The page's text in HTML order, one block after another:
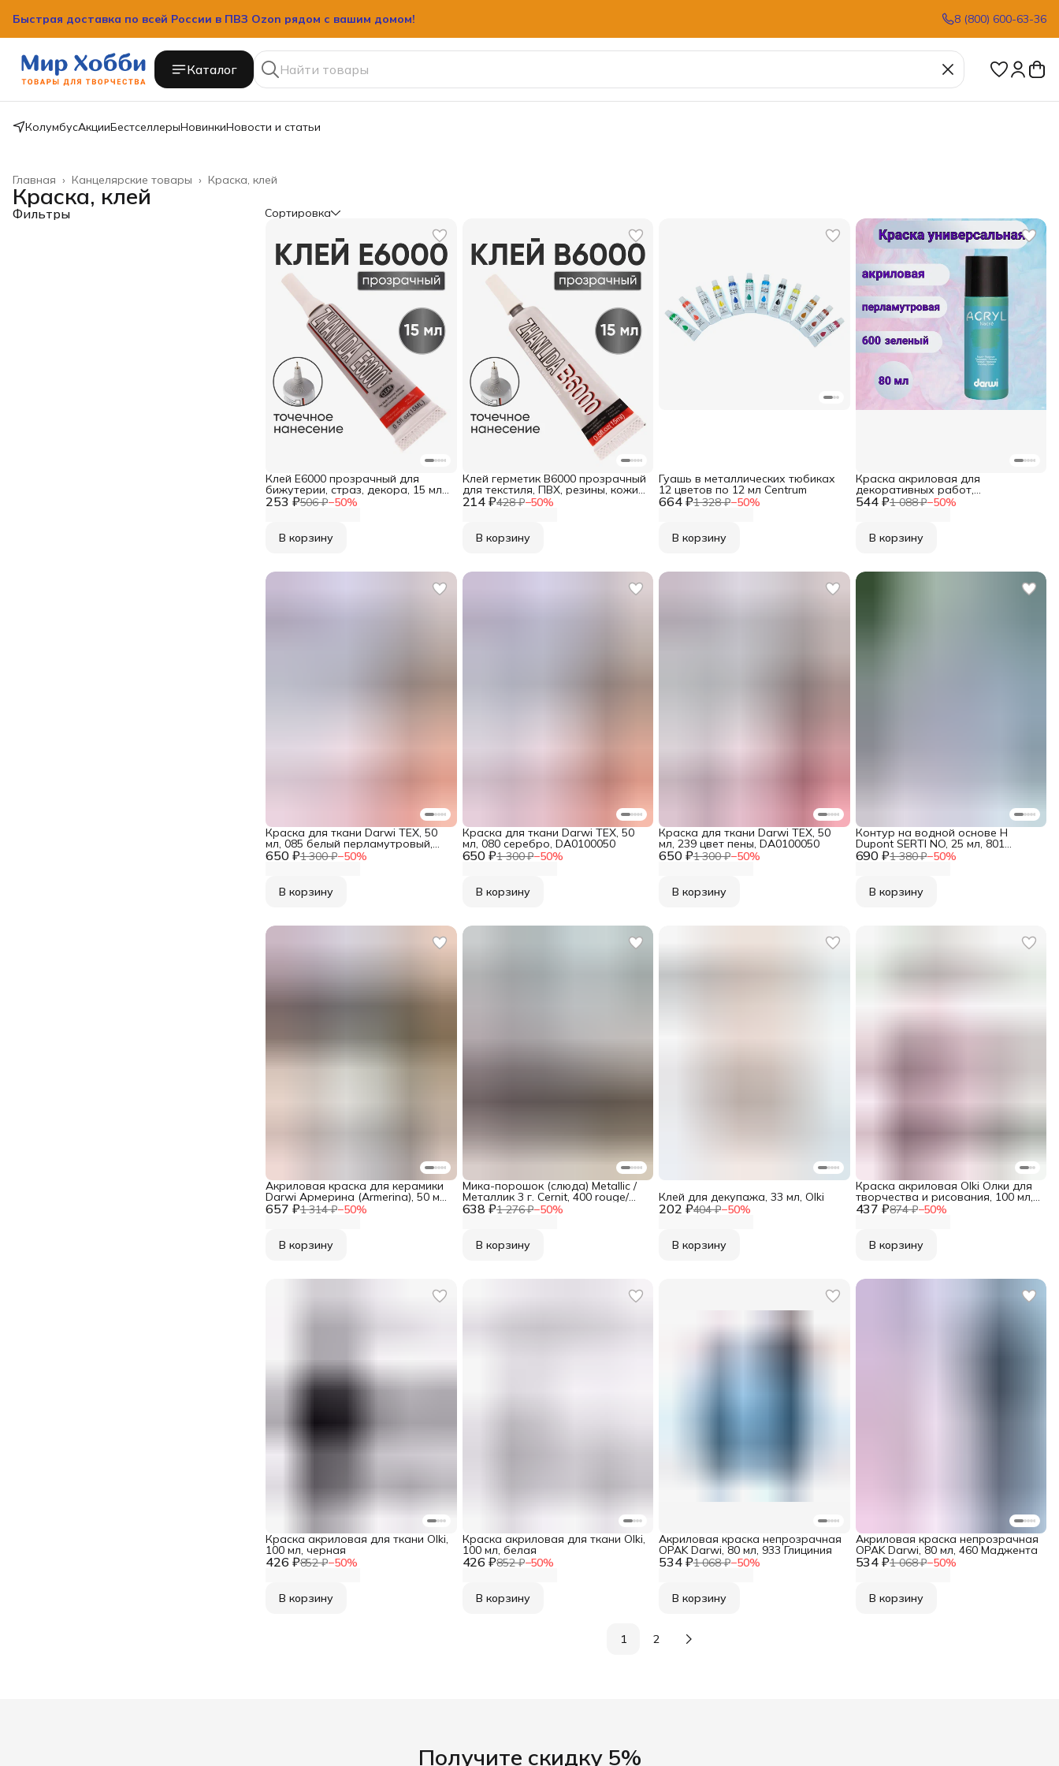
Быстрая доставка по всей России в ПВЗ Ozon рядом с вашим домом! 8 (800) 600-63-36
Каталог
КолумбусАкцииБестселлерыНовинкиНовости и статьи
Краска, клей
Канцелярские товары ›
Главная ›
Краска, клей
Фильтры Сортировка
253 ₽506 ₽−50%
Клей E6000 прозрачный для
бижутерии, страз, декора, 15 мл,
Zhanlida
В корзину
214 ₽428 ₽−50%
Клей герметик B6000 прозрачный
для текстиля, ПВХ, резины, кожи,
обуви, 15 мл, Zhanlida
В корзину
664 ₽1 328 ₽−50%
Гуашь в металлических тюбиках
12 цветов по 12 мл Centrum
В корзину
544 ₽1 088 ₽−50%
Краска акриловая для
декоративных работ,
перламутровая, 80 мл, Darwi
В корзину
650 ₽1 300 ₽−50%
Краска для ткани Darwi TEX, 50
мл, 085 белый перламутровый,
DA0100050
В корзину
650 ₽1 300 ₽−50%
Краска для ткани Darwi TEX, 50
мл, 080 серебро, DA0100050
В корзину
650 ₽1 300 ₽−50%
Краска для ткани Darwi TEX, 50
мл, 239 цвет пены, DA0100050
В корзину
690 ₽1 380 ₽−50%
Контур на водной основе H
Dupont SERTI NO, 25 мл, 801
коричневый, DU0630025
В корзину
657 ₽1 314 ₽−50%
Акриловая краска для керамики
Darwi Армерина (Armerina), 50 мл,
720 темно-желтый, DA0380050
В корзину
638 ₽1 276 ₽−50%
Мика-порошок (слюда) Metallic /
Металлик 3 г. Cernit, 400 rouge/
красный пигмент, Cernit
В корзину
202 ₽404 ₽−50%
Клей для декупажа, 33 мл, Olki
В корзину
437 ₽874 ₽−50%
Краска акриловая Olki Олки для
творчества и рисования, 100 мл,
охра красная
В корзину
426 ₽852 ₽−50%
Краска акриловая для ткани Olki,
100 мл, черная
В корзину
426 ₽852 ₽−50%
Краска акриловая для ткани Olki,
100 мл, белая
В корзину
534 ₽1 068 ₽−50%
Акриловая краска непрозрачная
OPAK Darwi, 80 мл, 933 Глициния
В корзину
534 ₽1 068 ₽−50%
Акриловая краска непрозрачная
OPAK Darwi, 80 мл, 460 Маджента
В корзину
1 2
Получите скидку 5%